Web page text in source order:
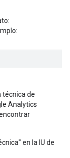
técnica de
Analytics
en la IU de